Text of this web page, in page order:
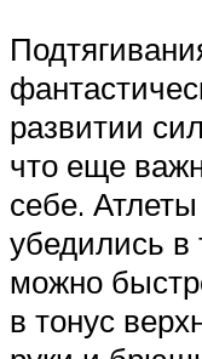
развитии
что еще
себе.
убедились
можно
в тонус